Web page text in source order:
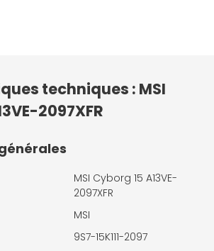
techniques : MSI
2097XFR
MSI Cyborg 15 A13VE-
2097XFR
MSI
9S7-15K111-2097